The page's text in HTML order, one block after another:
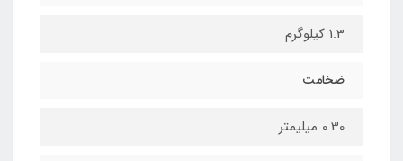
1.3 کیلوگرم
ضخامت
0.30 میلیمتر